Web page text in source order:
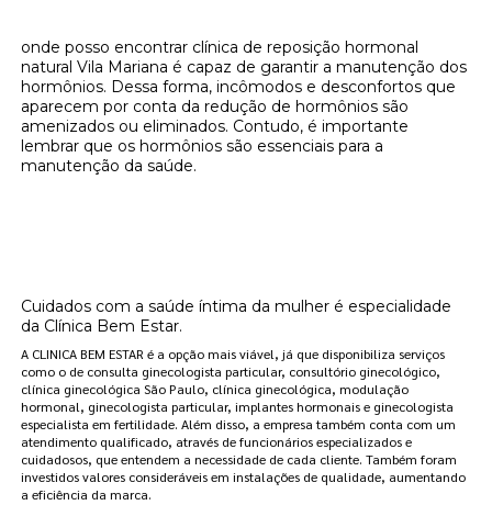
onde posso encontrar clínica de reposição hormonal
natural Vila Mariana é capaz de garantir a manutenção dos
hormônios. Dessa forma, incômodos e desconfortos que
aparecem por conta da redução de hormônios são
amenizados ou eliminados. Contudo, é importante
lembrar que os hormônios são essenciais para a
manutenção da saúde.
Cuidados com a saúde íntima da mulher é especialidade
da Clínica Bem Estar.
A CLINICA BEM ESTAR é a opção mais viável, já que disponibiliza serviços
como o de consulta ginecologista particular, consultório ginecológico,
clínica ginecológica São Paulo, clínica ginecológica, modulação
hormonal, ginecologista particular, implantes hormonais e ginecologista
especialista em fertilidade. Além disso, a empresa também conta com um
atendimento qualificado, através de funcionários especializados e
cuidadosos, que entendem a necessidade de cada cliente. Também foram
investidos valores consideráveis em instalações de qualidade, aumentando
a eficiência da marca.